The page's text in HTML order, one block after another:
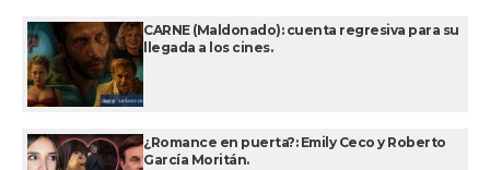
CARNE (Maldonado): cuenta regresiva para su
llegada a los cines.
¿Romance en puerta?: Emily Ceco y Roberto
García Moritán.